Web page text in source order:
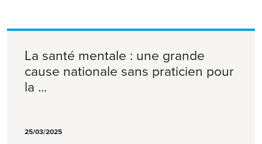
La santé mentale : une grande
cause nationale sans praticien pour
la ...
25/03/2025